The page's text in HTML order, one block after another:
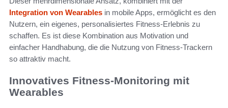
Integration von Wearables in mobile Apps, ermöglicht es den
Nutzern, ein eigenes, personalisiertes Fitness-Erlebnis zu
schaffen. Es ist diese Kombination aus Motivation und
einfacher Handhabung, die die Nutzung von Fitness-Trackern
so attraktiv macht.
Innovatives Fitness-Monitoring mit
Wearables